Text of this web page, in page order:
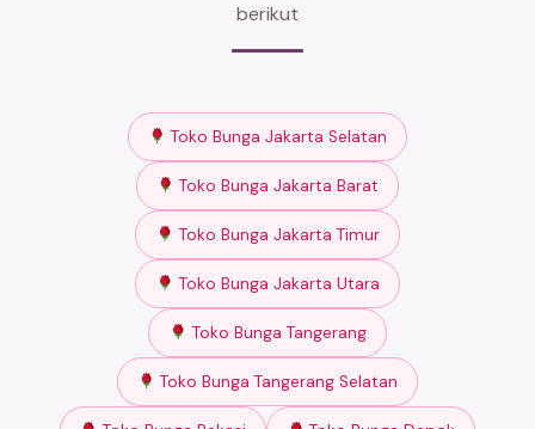
berikut
Toko Bunga Jakarta Selatan
Toko Bunga Jakarta Barat
Toko Bunga Jakarta Timur
Toko Bunga Jakarta Utara
Toko Bunga Tangerang
Toko Bunga Tangerang Selatan